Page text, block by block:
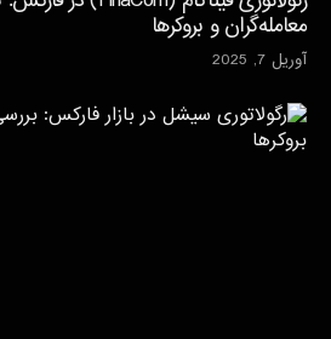
معامله‌گران و بروکرها
آوریل 7, 2025